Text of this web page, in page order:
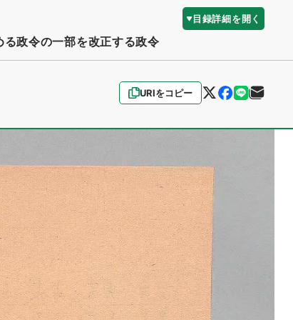
目録詳細を開く
政令の一部を改正する政令
URIをコピー